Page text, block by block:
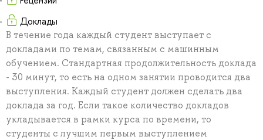
Доклады
В течение года каждый студент выступает с
докладами по темам, связанным с машинным
обучением. Стандартная продолжительность доклада
- 30 минут, то есть на одном занятии проводится два
выступления. Каждый студент должен сделать два
доклада за год. Если такое количество докладов
укладывается в рамки курса по времени, то
студенты с лучшим первым выступлением